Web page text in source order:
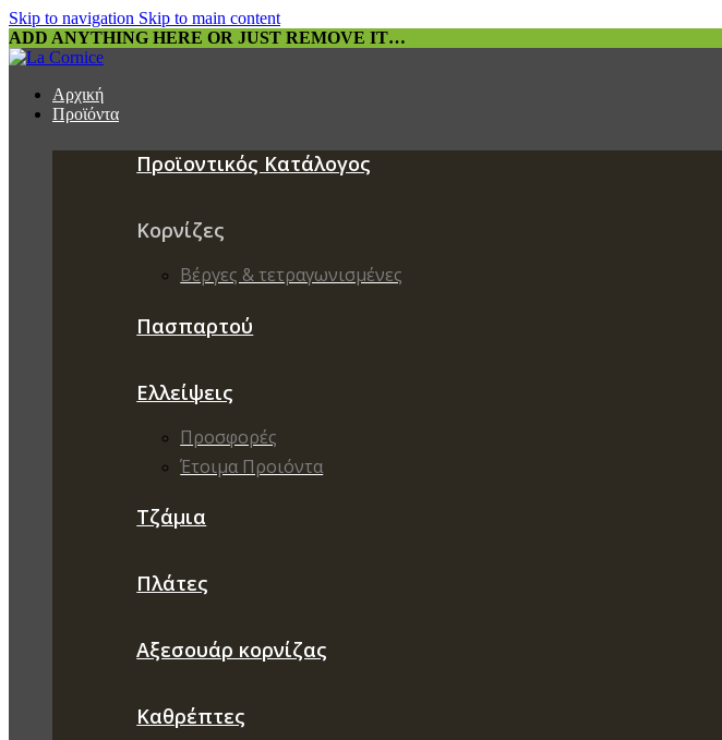
Skip to navigation Skip to main content
ADD ANYTHING HERE OR JUST REMOVE IT…
Αρχική
Προϊόντα
Προϊοντικός Κατάλογος
Κορνίζες
Βέργες & τετραγωνισμένες
Πασπαρτού
Ελλείψεις
Προσφορές
Έτοιμα Προιόντα
Τζάμια
Πλάτες
Αξεσουάρ κορνίζας
Καθρέπτες